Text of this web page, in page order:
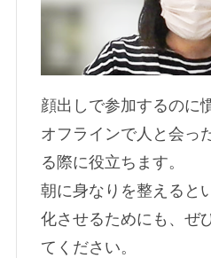
顔出しで参加するのに
オフラインで人と会っ
る際に役立ちます。
朝に身なりを整えると
化させるためにも、ぜ
てください。